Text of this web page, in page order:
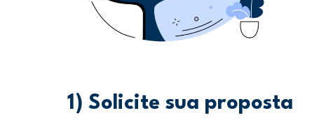
1) Solicite sua proposta